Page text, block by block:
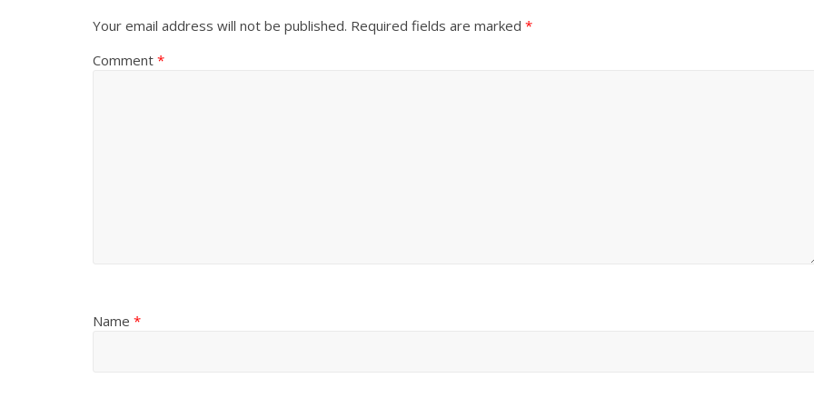
Your email address will not be published. Required fields are marked *
Comment *
Name *